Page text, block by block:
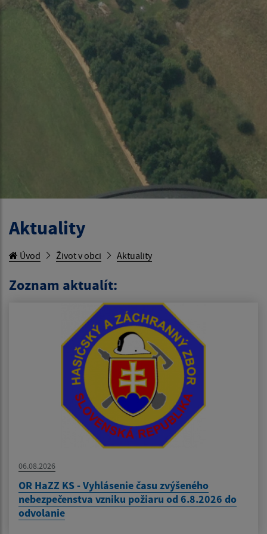
Aktuality
Úvod Život v obci Aktuality
Zoznam aktualít:
06.08.2026
OR HaZZ KS - Vyhlásenie času zvýšeného
nebezpečenstva vzniku požiaru od 6.8.2026 do
odvolanie